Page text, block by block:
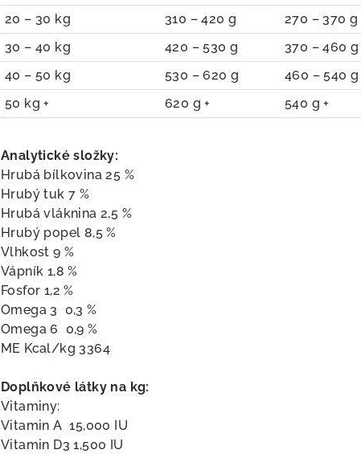
20 – 30 kg
310 – 420 g 270 – 370 g
30 – 40 kg
420 – 530 g 370 – 460 g
40 – 50 kg
530 – 620 g 460 – 540 g
50 kg +
620 g + 540 g +
Analytické složky:
Hrubá bílkovina 25 %
Hrubý tuk 7 %
Hrubá vláknina 2,5 %
Hrubý popel 8,5 %
Vlhkost 9 %
Vápník 1,8 %
Fosfor 1,2 %
Omega 3 0,3 %
Omega 6 0,9 %
ME Kcal/kg 3364
Doplňkové látky na kg:
Vitaminy:
Vitamin A 15,000 IU
Vitamin D3 1,500 IU